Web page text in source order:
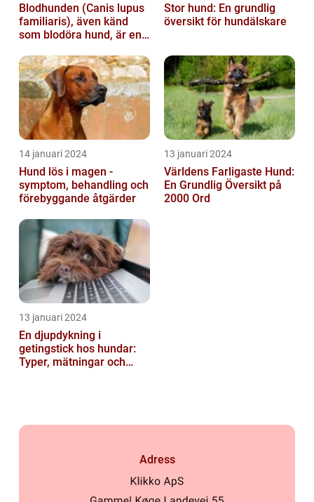
Blodhunden (Canis lupus
familiaris), även känd
som blodöra hund, är en
kara...
Stor hund: En grundlig
översikt för hundälskare
14 januari 2024
Hund lös i magen -
symptom, behandling och
förebyggande åtgärder
13 januari 2024
Världens Farligaste Hund:
En Grundlig Översikt på
2000 Ord
13 januari 2024
En djupdykning i
getingstick hos hundar:
Typer, mätningar och
Adress